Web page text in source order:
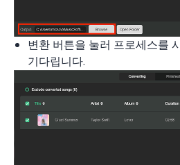
변환 버튼을 눌러 프로세스를
기다립니다.